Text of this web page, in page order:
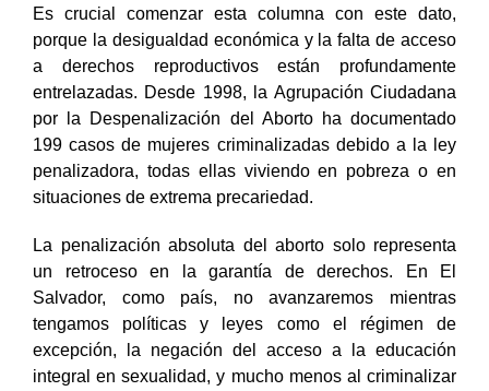
Es crucial comenzar esta columna con este dato,
porque la desigualdad económica y la falta de acceso
a derechos reproductivos están profundamente
entrelazadas. Desde 1998, la Agrupación Ciudadana
por la Despenalización del Aborto ha documentado
199 casos de mujeres criminalizadas debido a la ley
penalizadora, todas ellas viviendo en pobreza o en
situaciones de extrema precariedad.
La penalización absoluta del aborto solo representa
un retroceso en la garantía de derechos. En El
Salvador, como país, no avanzaremos mientras
tengamos políticas y leyes como el régimen de
excepción, la negación del acceso a la educación
integral en sexualidad, y mucho menos al criminalizar